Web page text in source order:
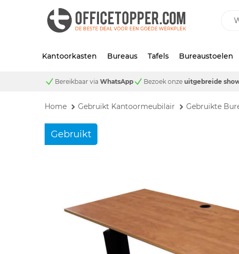
Kantoorkasten Bureaus Tafels Bureaustoelen
Bereikbaar via WhatsApp Bezoek onze uitgebreide
Home Gebruikt Kantoormeubilair Gebruikte
Gebruikt